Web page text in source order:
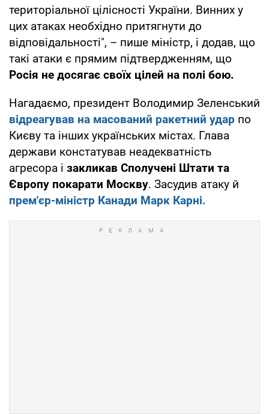
територіальної цілісності України. Винних у
цих атаках необхідно притягнути до
відповідальності", – пише міністр, і додав, що
такі атаки є прямим підтвердженням, що
Росія не досягає своїх цілей на полі бою.
Нагадаємо, президент Володимир Зеленський
відреагував на масований ракетний удар по
Києву та інших українських містах. Глава
держави констатував неадекватність
агресора і закликав Сполучені Штати та
Європу покарати Москву. Засудив атаку й
прем'єр-міністр Канади Марк Карні.